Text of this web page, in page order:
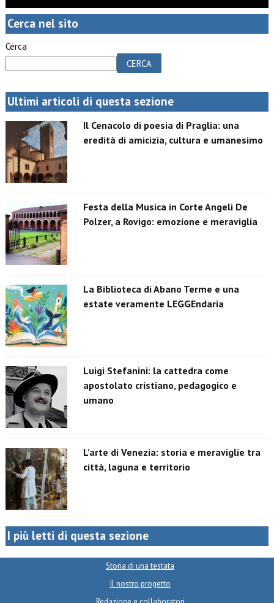
Cerca nel sito
Cerca
CERCA
Ultimi articoli di questa sezione
Il Cenacolo di poesia di Praglia: una
eredità di amicizia, cultura e umanesimo
Festa della Musica in Corte Angeli De
Polzer, a Rovigo: emozione e meraviglia
La Biblioteca di Abano Terme e una
estate veramente LEGGEndaria
Luigi Stefanini: la cattedra come
apostolato cristiano, pedagogico e
umano
L’arte di Venezia: storia e meraviglie tra
città, laguna e territorio
I più letti di questa sezione
Storia di una testata
Il nostro progetto